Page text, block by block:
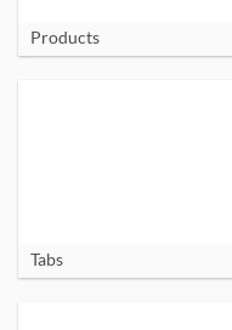
Products
Tabs